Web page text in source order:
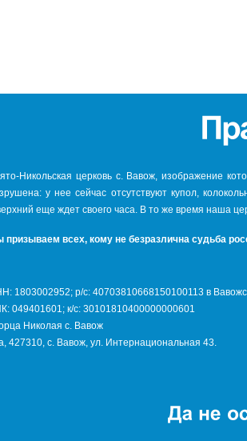
Никольская церковь с. Вавож, изображение
у нее сейчас отсутствуют купол,
еще ждет своего часа. В то же время наша
призываем всех, кому не безразлична судьба
1803002952; р/с: 40703810668150100113 в
049401601; к/с: 30101810400000000601
Николая с. Вавож
427310, с. Вавож, ул. Интернациональная 43.